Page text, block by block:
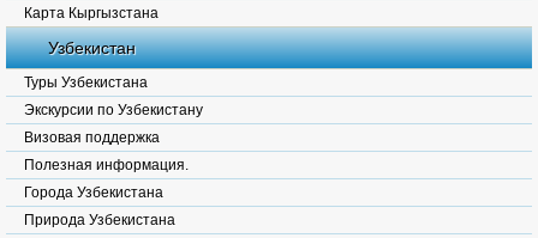
Карта Кыргызстана
Узбекистан
Туры Узбекистана
Экскурсии по Узбекистану
Визовая поддержка
Полезная информация.
Города Узбекистана
Природа Узбекистана